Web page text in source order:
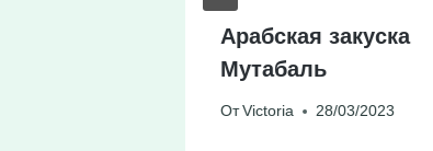
Арабская закуска
Мутабаль
От Victoria 28/03/2023